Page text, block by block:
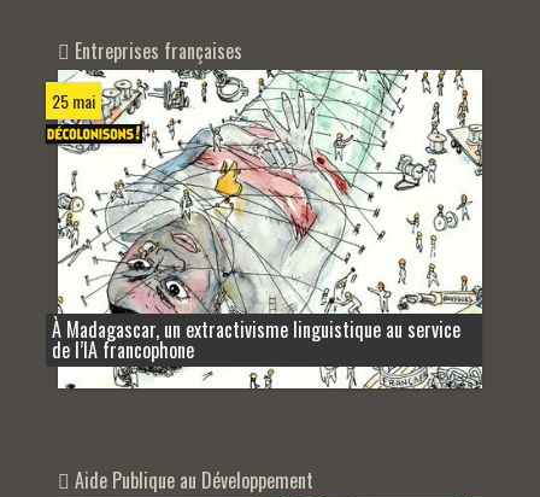
Entreprises françaises
25 mai
À Madagascar, un extractivisme linguistique au service
de l’IA francophone
Aide Publique au Développement